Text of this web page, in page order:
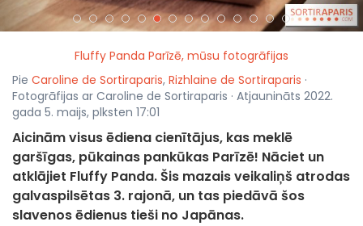
Fluffy Panda Parīzē, mūsu fotogrāfijas
Pie Caroline de Sortiraparis, Rizhlaine de Sortiraparis ·
Fotogrāfijas ar Caroline de Sortiraparis · Atjaunināts 2022.
gada 5. maijs, plksten 17:01
Aicinām visus ēdiena cienītājus, kas meklē
garšīgas, pūkainas pankūkas Parīzē! Nāciet un
atklājiet Fluffy Panda. Šis mazais veikaliņš atrodas
galvaspilsētas 3. rajonā, un tas piedāvā šos
slavenos ēdienus tieši no Japānas.